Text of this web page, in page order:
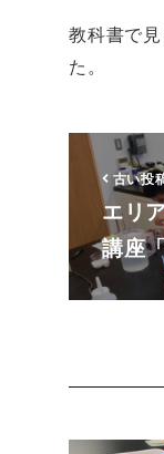
教科書で
た。
古い投
エリ
講座